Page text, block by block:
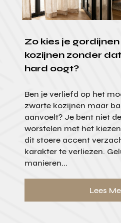
Zo kies je
kozijnen zonder
hard oogt?
Ben je verliefd op het
zwarte kozijnen maar
aanvoelt? Je bent niet
worstelen met het
dit stoere accent
karakter te verliezen.
manieren...
Lees